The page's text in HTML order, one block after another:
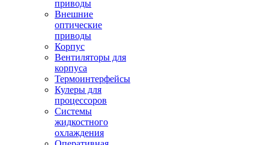
приводы
Внешние
оптические
приводы
Корпус
Вентиляторы для
корпуса
Термоинтерфейсы
Кулеры для
процессоров
Системы
жидкостного
охлаждения